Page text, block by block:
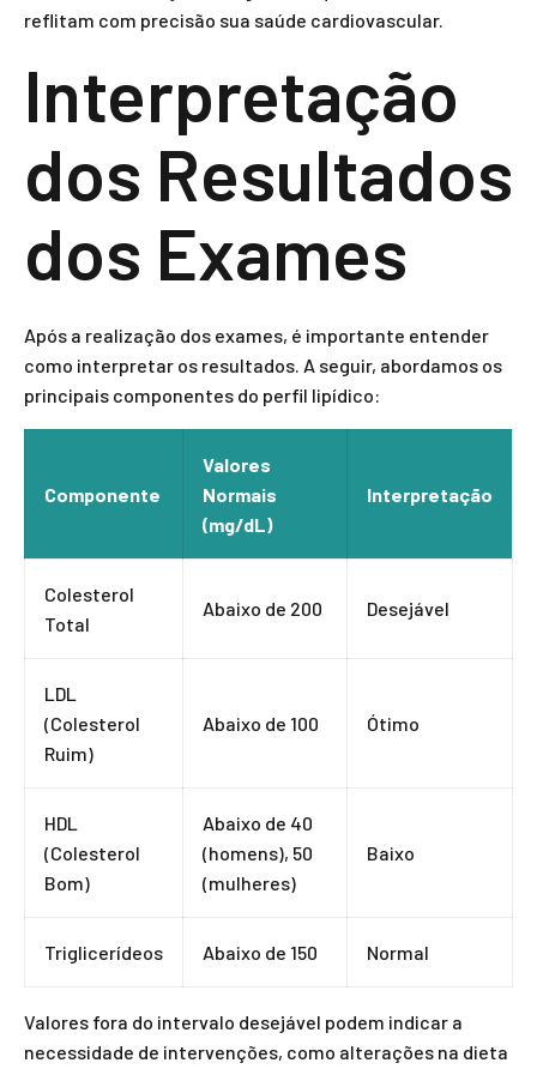
reflitam com precisão sua saúde cardiovascular.
Interpretação
dos Resultados
dos Exames
Após a realização dos exames, é importante entender
como interpretar os resultados. A seguir, abordamos os
principais componentes do perfil lipídico:
Componente
Valores
Normais
(mg/dL)
Interpretação
Colesterol
Total
Abaixo de 200 Desejável
LDL
(Colesterol
Ruim)
Abaixo de 100 Ótimo
HDL
(Colesterol
Bom)
Abaixo de 40
(homens), 50
(mulheres)
Baixo
Triglicerídeos Abaixo de 150 Normal
Valores fora do intervalo desejável podem indicar a
necessidade de intervenções, como alterações na dieta